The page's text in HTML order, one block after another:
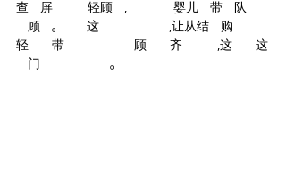
查看屏幕的年轻顾客,也有背着婴儿背带排队等候
的顾客。西面这一商圈的特性,让从结伴购物的年
轻人到带着孩子的家庭顾客都齐聚于此,这正是这
家门店的一大特色。